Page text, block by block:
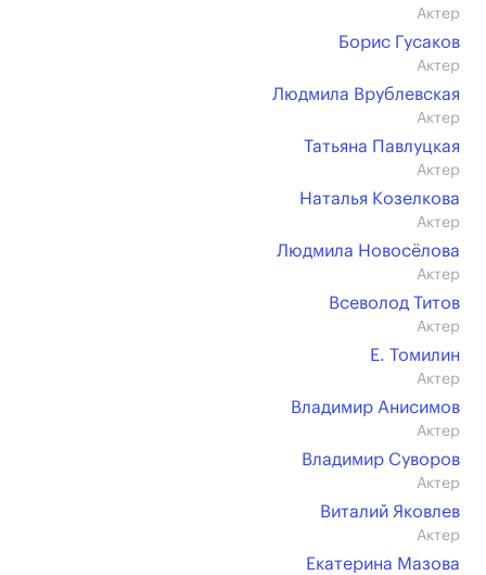
Актер
Борис Гусаков
Актер
Людмила Врублевская
Актер
Татьяна Павлуцкая
Актер
Наталья Козелкова
Актер
Людмила Новосёлова
Актер
Всеволод Титов
Актер
Е. Томилин
Актер
Владимир Анисимов
Актер
Владимир Суворов
Актер
Виталий Яковлев
Актер
Екатерина Мазова